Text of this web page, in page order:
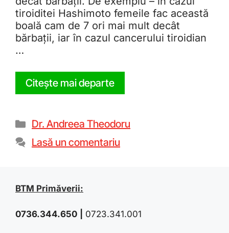
tiroiditei Hashimoto femeile fac această
boală cam de 7 ori mai mult decât
bărbații, iar în cazul cancerului tiroidian
…
Citește mai departe
Dr. Andreea Theodoru
Lasă un comentariu
BTM Primăverii:
0736.344.650 0723.341.001